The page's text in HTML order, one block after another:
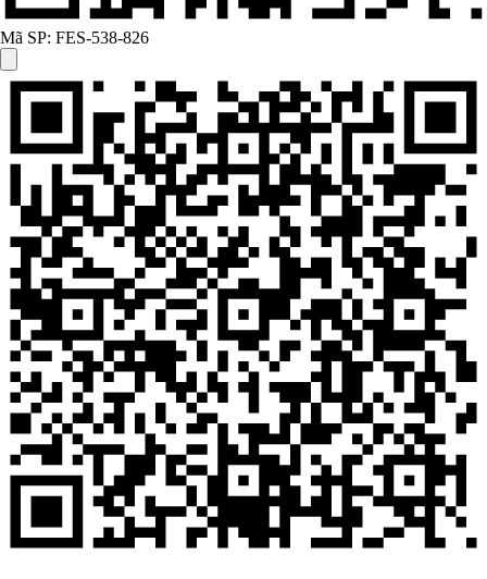
Mã SP: FES-538-826